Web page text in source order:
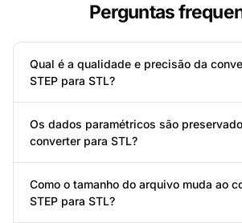
Perguntas
Qual é a qualidade e precisão da
STEP para STL?
Os dados paramétricos são
converter para STL?
Como o tamanho do arquivo muda ao
STEP para STL?